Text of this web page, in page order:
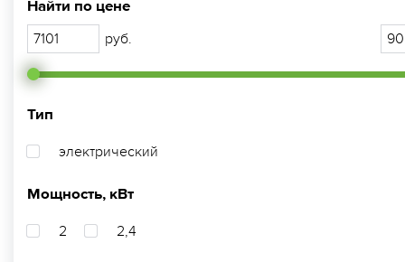
Найти по цене
руб.
Тип
электрический
Мощность, кВт
2 2,4